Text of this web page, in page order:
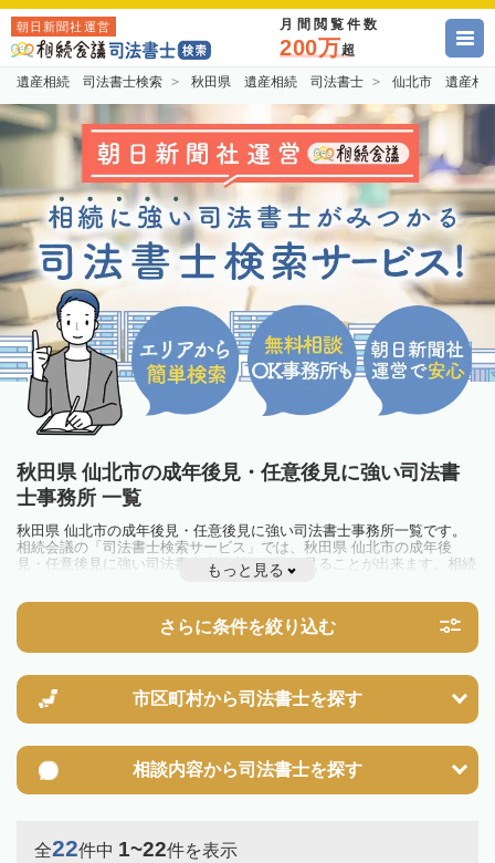
朝日新聞社運営 月間閲覧件数
200万超
遺産相続 司法書士検索 秋田県 遺産相続 司法書士 仙北市 遺産相
秋田県 仙北市の成年後見・任意後見に強い司法書
士事務所 一覧
秋田県 仙北市の成年後見・任意後見に強い司法書士事務所一覧です。
相続会議の「司法書士検索サービス」では、秋田県 仙北市の成年後
見・任意後見に強い司法書士事務所を一覧で見ることが出来ます。相続
のトラブルやお悩みを抱えている方は一度近隣の司法書士に相談してみ
もっと見る
さらに条件を絞り込む
市区町村から司法書士を探す
相談内容から司法書士を探す
全22件中 1~22件を表示